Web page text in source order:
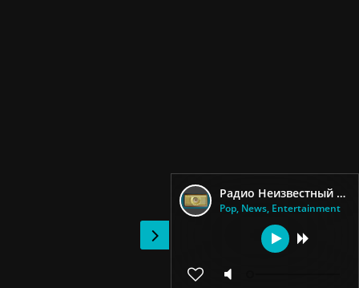
Радио Неизвестный Гений
Pop, News, Entertainment